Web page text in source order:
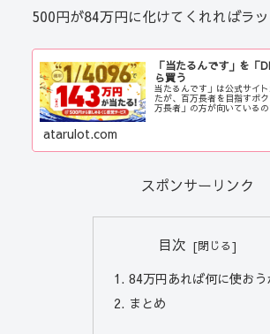
500円が84万円に化けてくれればラッ
「当たるんです」を「
ら買う
当たるんです」は公式サイ
たが、百万長者を目指すボ
万長者」の方が向いている
ら購入することします。 内
す」も「DMM百万長者」
なりました。 「当たるんで
匂いがプンプンしますが、
たりやすそうなくじの匂い
よって購入したいと思いま
atarulot.com
スポンサーリンク
目次
84万円あれば何に使おう
まとめ